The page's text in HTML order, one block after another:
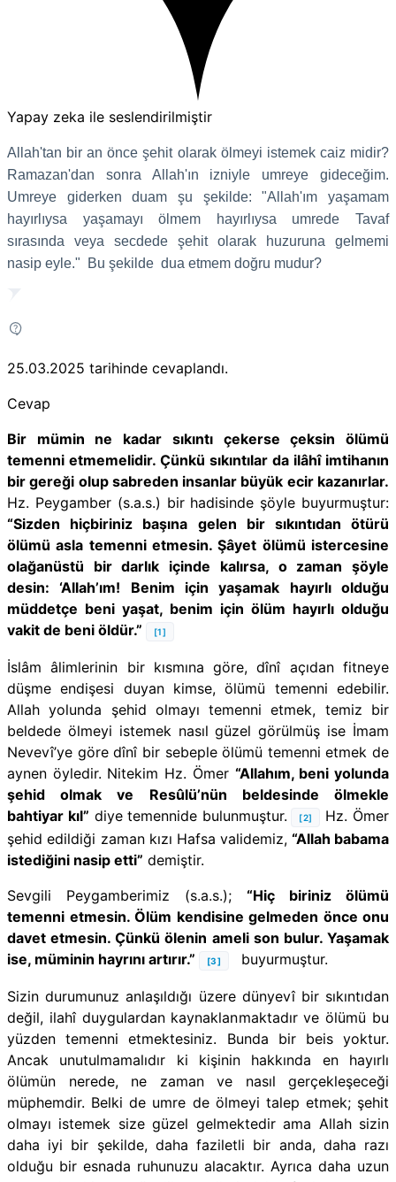
Yapay zeka ile seslendirilmiştir
Allah'tan bir an önce şehit olarak ölmeyi istemek caiz midir?
Ramazan'dan sonra Allah'ın izniyle umreye gideceğim.
Umreye giderken duam şu şekilde: "Allah'ım yaşamam
hayırlıysa yaşamayı ölmem hayırlıysa umrede Tavaf
sırasında veya secdede şehit olarak huzuruna gelmemi
nasip eyle." Bu şekilde dua etmem doğru mudur?
25.03.2025 tarihinde cevaplandı.
Cevap
Bir mümin ne kadar sıkıntı çekerse çeksin ölümü
temenni etmemelidir. Çünkü sıkıntılar da ilâhî imtihanın
bir gereği olup sabreden insanlar büyük ecir kazanırlar.
Hz. Peygamber (s.a.s.) bir hadisinde şöyle buyurmuştur:
“Sizden hiçbiriniz başına gelen bir sıkıntıdan ötürü
ölümü asla temenni etmesin. Şâyet ölümü istercesine
olağanüstü bir darlık içinde kalırsa, o zaman şöyle
desin: ‘Allah’ım! Benim için yaşamak hayırlı olduğu
müddetçe beni yaşat, benim için ölüm hayırlı olduğu
vakit de beni öldür.”
[1]
İslâm âlimlerinin bir kısmına göre, dînî açıdan fitneye
düşme endişesi duyan kimse, ölümü temenni edebilir.
Allah yolunda şehid olmayı temenni etmek, temiz bir
beldede ölmeyi istemek nasıl güzel görülmüş ise İmam
Nevevî’ye göre dînî bir sebeple ölümü temenni etmek de
aynen öyledir. Nitekim Hz. Ömer “Allahım, beni yolunda
şehid olmak ve Resûlü’nün beldesinde ölmekle
bahtiyar kıl” diye temennide bulunmuştur. [2]
Hz. Ömer
şehid edildiği zaman kızı Hafsa validemiz, “Allah babama
istediğini nasip etti” demiştir.
Sevgili Peygamberimiz (s.a.s.); “Hiç biriniz ölümü
temenni etmesin. Ölüm kendisine gelmeden önce onu
davet etmesin. Çünkü ölenin ameli son bulur. Yaşamak
ise, müminin hayrını artırır.”
[3] buyurmuştur.
Sizin durumunuz anlaşıldığı üzere dünyevî bir sıkıntıdan
değil, ilahî duygulardan kaynaklanmaktadır ve ölümü bu
yüzden temenni etmektesiniz. Bunda bir beis yoktur.
Ancak unutulmamalıdır ki kişinin hakkında en hayırlı
ölümün nerede, ne zaman ve nasıl gerçekleşeceği
müphemdir. Belki de umre de ölmeyi talep etmek; şehit
olmayı istemek size güzel gelmektedir ama Allah sizin
daha iyi bir şekilde, daha faziletli bir anda, daha razı
olduğu bir esnada ruhunuzu alacaktır. Ayrıca daha uzun